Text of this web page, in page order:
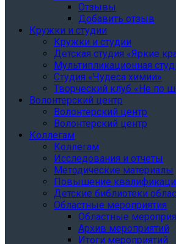
Отзывы
Добавить отзыв
Кружки и студии
Кружки и студии
Детская студия «Яркие
Мультипликационная
Студия «Чудеса химии»
Творческий клуб «Не по
Волонтерский центр
Волонтерский центр
Волонтерский центр
Коллегам
Коллегам
Исследования и отчеты
Методические материалы
Повышение
Детские библиотеки
Областные мероприятия
Областные
Архив мероприятий
Итоги мероприятий